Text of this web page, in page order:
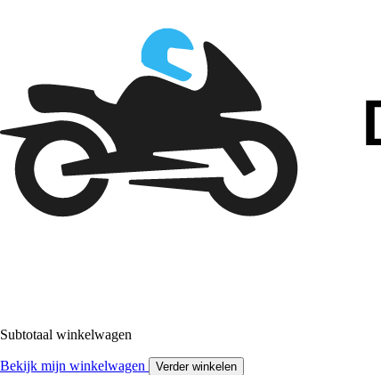
Subtotaal winkelwagen
Bekijk mijn winkelwagen Verder winkelen